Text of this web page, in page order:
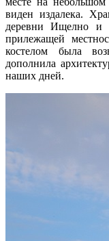
виден издалека.
деревни Ищелно и
прилежащей
костелом была
дополнила
наших дней.